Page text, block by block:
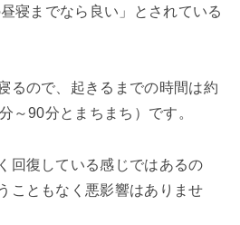
寝までなら良い」とされている
るので、起きるまでの時間は約
～90分とまちまち）です。
回復している感じではあるの
こともなく悪影響はありませ